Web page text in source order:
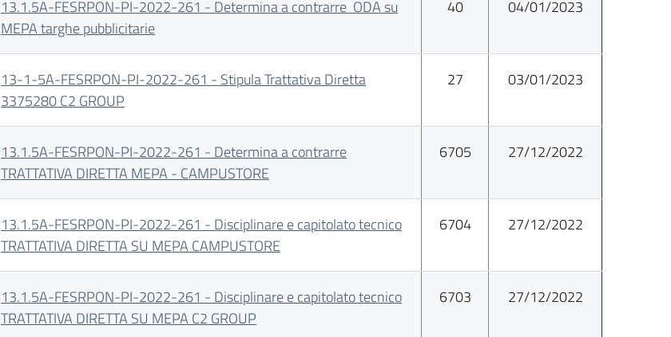
13.1.5A-FESRPON-PI-2022-261 - Determina a contrarre ODA su
MEPA targhe pubblicitarie
40 04/01/2023
13-1-5A-FESRPON-PI-2022-261 - Stipula Trattativa Diretta
3375280 C2 GROUP
27 03/01/2023
13.1.5A-FESRPON-PI-2022-261 - Determina a contrarre
TRATTATIVA DIRETTA MEPA - CAMPUSTORE
6705 27/12/2022
13.1.5A-FESRPON-PI-2022-261 - Disciplinare e capitolato tecnico
TRATTATIVA DIRETTA SU MEPA CAMPUSTORE
6704 27/12/2022
13.1.5A-FESRPON-PI-2022-261 - Disciplinare e capitolato tecnico
TRATTATIVA DIRETTA SU MEPA C2 GROUP
6703 27/12/2022